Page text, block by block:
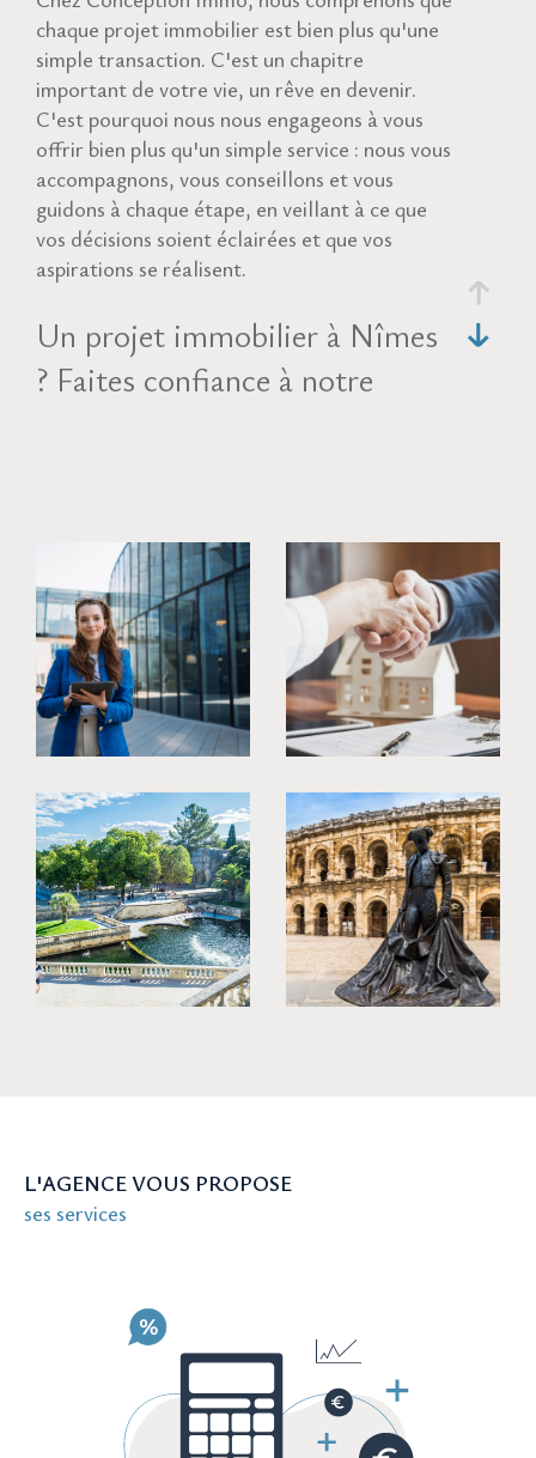
chaque projet immobilier est bien plus qu'une
simple transaction. C'est un chapitre
important de votre vie, un rêve en devenir.
C'est pourquoi nous nous engageons à vous
offrir bien plus qu'un simple service : nous vous
accompagnons, vous conseillons et vous
guidons à chaque étape, en veillant à ce que
vos décisions soient éclairées et que vos
aspirations se réalisent.
Un projet immobilier à Nîmes
? Faites confiance à notre
Nîmes ou aux alentours ? Plongez dans notre
sélection d'annonces immobilières,
soigneusement triées pour vous proposer des
maisons, appartements et propriétés de
caractère qui résonnent avec vos envies.
Chaque bien a une histoire, et nous sommes là
pour vous aider à écrire la vôtre.
Services de gestion immobilière
Déléguez en toute confiance lagestion immob
ilière à Nîmesde vos biens à notre équipe
experte. De la recherche de locataires sérieux
à la gestion quotidienne des loyers, nous
prenons soin de votre investissement comme
s'il s'agissait du nôtre. Laissez-nous la
responsabilité de votre patrimoine immobilier
Connaître la valeur de votre bien est essentiel,
que ce soit pour une vente ou pour évaluer
valeur marchande de votre propriété à Nîmes.
Avec Conception Immo, vous avez l'assurance
d'obtenir une estimation réaliste, basée sur
une connaissance approfondie du marché
L'AGENCE VOUS PROPOSE
ses services